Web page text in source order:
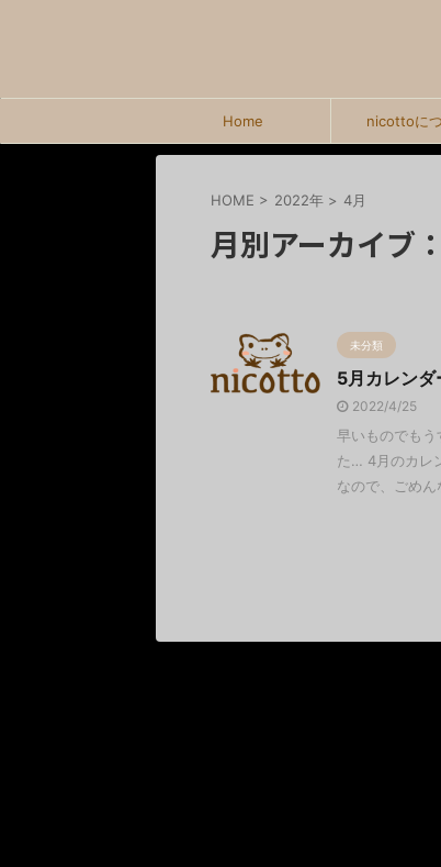
Home nicottoに
HOME > 2022年 > 4月
月別アーカイブ
未分類
5月カレンダ
2022/4/25
早いものでも
た… 4月のカレ
なので、ごめ